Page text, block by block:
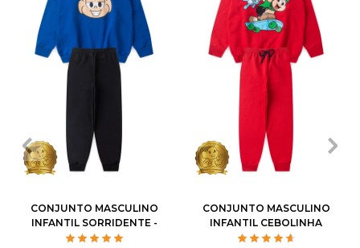
1 3 4
CONJUNTO MASCULINO
INFANTIL SORRIDENTE -
TURMA DA MÔNICA
1 3 4
CONJUNTO MASCULINO
INFANTIL CEBOLINHA
SKATISTA - TURMA DA